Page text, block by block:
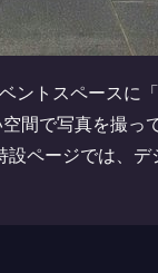
ントスペースに
間で写真を撮っ
ページでは、